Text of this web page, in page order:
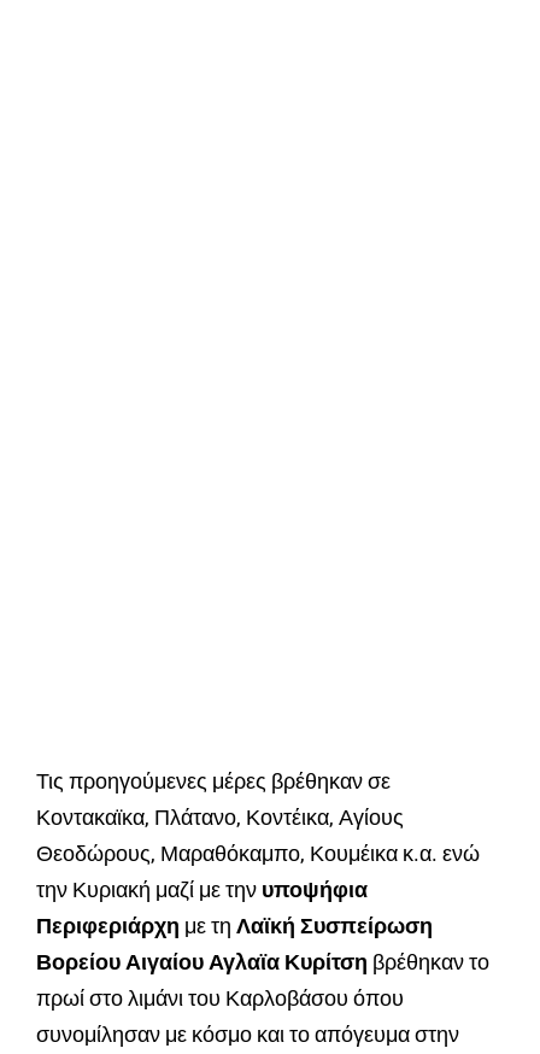
Τις προηγούμενες μέρες βρέθηκαν σε
Κοντακαϊκα, Πλάτανο, Κοντέικα, Αγίους
Θεοδώρους, Μαραθόκαμπο, Κουμέικα κ.α. ενώ
την Κυριακή μαζί με την υποψήφια
Περιφεριάρχη με τη Λαϊκή Συσπείρωση
Βορείου Αιγαίου Αγλαϊα Κυρίτση βρέθηκαν το
πρωί στο λιμάνι του Καρλοβάσου όπου
συνομίλησαν με κόσμο και το απόγευμα στην